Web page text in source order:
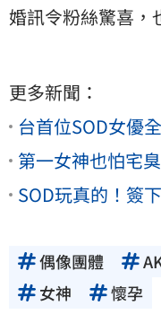
婚訊令粉絲驚喜，
更多新聞：
台首位SOD女優
第一女神也怕宅
SOD玩真的！簽
偶像團體
女神
懷孕